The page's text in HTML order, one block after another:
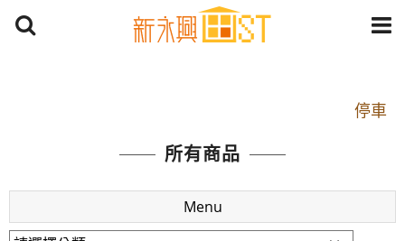
停車
捷運： 中和線【頂溪站 2 號出口】往中山路1段139
原Line已滿 無法加Line好友 請親愛的客戶加入
LINE官方帳號@a0975005573
所有商品
Menu